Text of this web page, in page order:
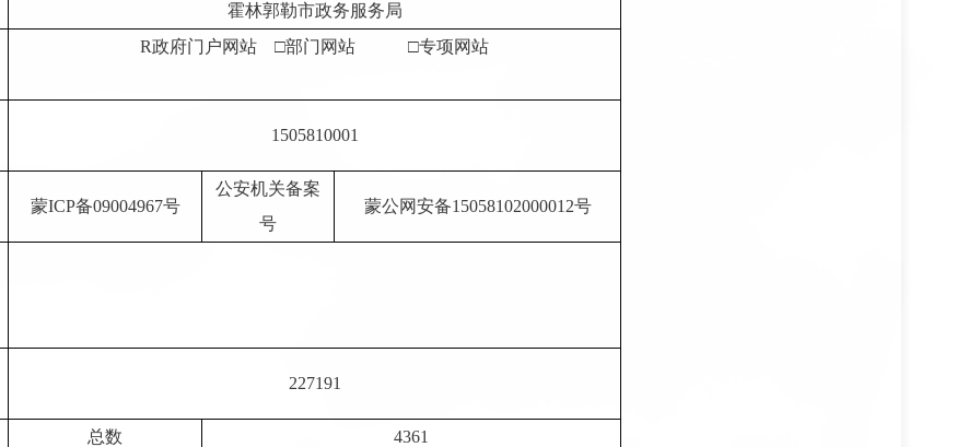
霍林郭勒市政务服务局
R政府门户网站 □部门网站 □专项网站
1505810001
蒙ICP备09004967号
公安机关备案
号
蒙公网安备15058102000012号
227191
总数
4361